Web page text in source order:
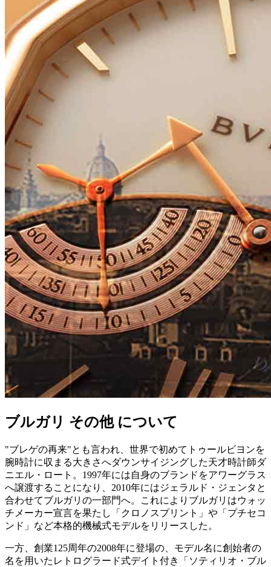
ブルガリ その他 について
"ブレゲの再来"とも言われ、世界で初めてトゥールビヨンを
腕時計に収まる大きさへダウンサイジングした天才時計師ダ
ニエル・ロート。1997年には自身のブランドをアワーグラス
へ譲渡することになり、2010年にはジェラルド・ジェンタと
合わせてブルガリの一部門へ。これによりブルガリはウォッ
チメーカー宣言を果たし「クロノスプリント」や「プチセコ
ンド」など本格的機械式モデルをリリースした。
一方、創業125周年の2008年に登場の、モデル名に創始者の
名を用いたレトログラード式デイト付き「ソティリオ・ブル